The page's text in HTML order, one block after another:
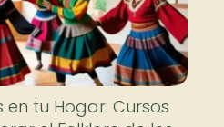
en tu Hogar: Cursos